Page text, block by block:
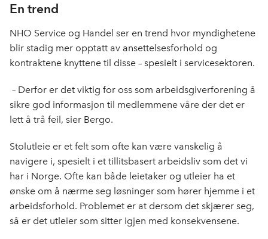
En trend
NHO Service og Handel ser en trend hvor myndighetene
blir stadig mer opptatt av ansettelsesforhold og
kontraktene knyttene til disse – spesielt i servicesektoren.
– Derfor er det viktig for oss som arbeidsgiverforening å
sikre god informasjon til medlemmene våre der det er
lett å trå feil, sier Bergo.
Stolutleie er et felt som ofte kan være vanskelig å
navigere i, spesielt i et tillitsbasert arbeidsliv som det vi
har i Norge. Ofte kan både leietaker og utleier ha et
ønske om å nærme seg løsninger som hører hjemme i et
arbeidsforhold. Problemet er at dersom det skjærer seg,
så er det utleier som sitter igjen med konsekvensene.